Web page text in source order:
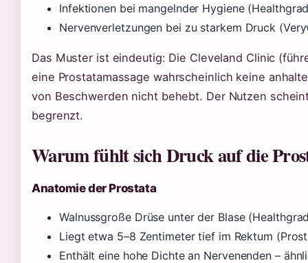
Infektionen bei mangelnder Hygiene
Nervenverletzungen bei zu starkem Druck
Das Muster ist eindeutig: Die Cleveland Clinic
eine Prostatamassage wahrscheinlich keine
von Beschwerden nicht behebt. Der Nutzen
begrenzt.
Warum fühlt sich Druck auf die
Anatomie der Prostata
Walnussgroße Drüse unter der Blase
Liegt etwa 5–8 Zentimeter tief im Rektum
Enthält eine hohe Dichte an Nervenenden –